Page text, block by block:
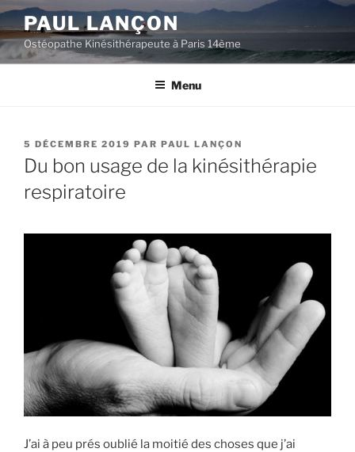
Aller
au
contenu
principal
PAUL LANÇON
Ostéopathe Kinésithérapeute à Paris 14ème
Menu
PUBLIÉ
LE
5 DÉCEMBRE 2019 PAR PAUL LANÇON
Du bon usage de la kinésithérapie
respiratoire
J’ai à peu prés oublié la moitié des choses que j’ai